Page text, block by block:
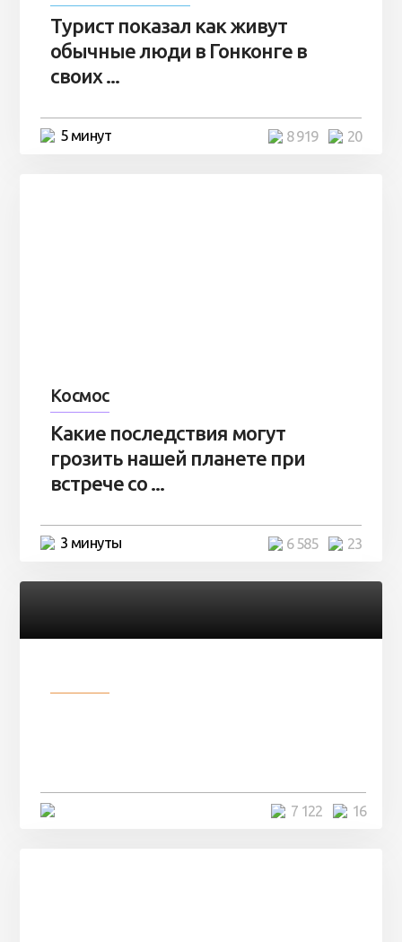
Турист показал как живут
обычные люди в Гонконге в
своих ...
5 минут 20
8 919
Космос
Какие последствия могут
грозить нашей планете при
встрече со ...
3 минуты 23
6 585
16
7 122